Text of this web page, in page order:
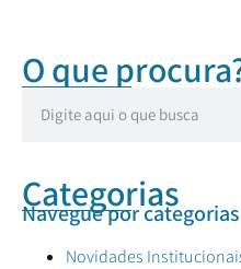
O que
Categorias
Navegue por
Novidades